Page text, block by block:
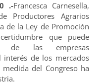
.-Francesca Carnesella,
Productores Agrarios
de la Ley de Promoción
que puede
de las empresas
de los mercados
del Congreso ha